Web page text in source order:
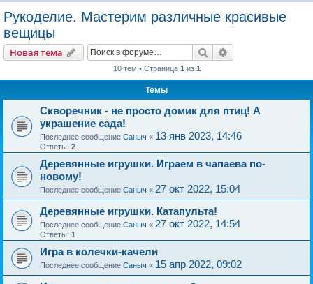
Рукоделие. Мастерим различные красивые
вещицы
Новая тема Поиск
10 тем • Страница 1 из 1
Темы
Скворечник - не просто домик для птиц! А
украшение сада!
Последнее сообщение Саныч « 13 янв 2023, 14:46
Ответы: 2
Деревянные игрушки. Играем в чапаева по-
новому!
Последнее сообщение Саныч « 27 окт 2022, 15:04
Деревянные игрушки. Катапульта!
Последнее сообщение Саныч « 27 окт 2022, 14:54
Ответы: 1
Игра в колечки-качели
Последнее сообщение Саныч « 15 апр 2022, 09:02